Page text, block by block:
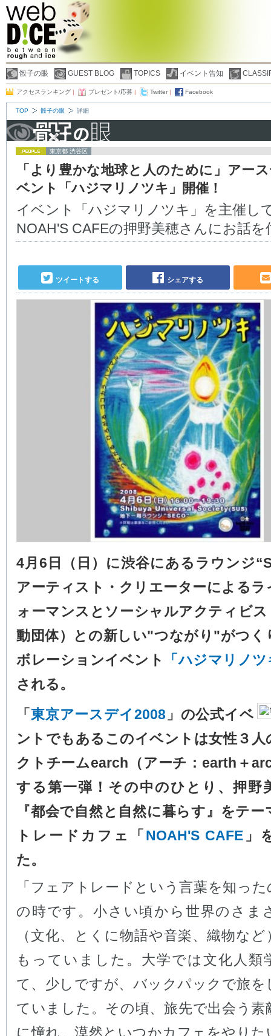
骰子の眼 GUEST BLOG TOPICS イベント告知
アクセスランキング | プレゼント/応募 | Twitter | Facebook
TOP 骰子の眼 詳細
東京都 渋谷区
「より豊かな地球と人のために」アー
ベント「ハジマリノツキ」開催！
イベント「ハジマリノツキ」を主催し
NOAH'S CAFEの押野美穂さんにお話を
ツイートする シェアする
4月6日（日）に渋谷にあるラウンジ
アーティスト・クリエーターによるラ
ォーマンスとソーシャルアクティビス
動団体）との新しい"つながり"がつく
ボレーションイベント
「ハジマリノ
される。
「 東京アースデイ2008 」の公式イベ
ントでもあるこのイベントは女性３人
クトチームearch（アーチ：earth＋
する第一弾！その中のひとり、押野
『都会で自然と自然に暮らす』をテ
トレードカフェ「 NOAH'S CAFE 」
た。
「フェアトレードという言葉を知っ
の時です。小さい頃から世界のさま
（文化、とくに物語や音楽、織物な
もっていました。大学では文化人類
て、少しですが、バックパックで旅を
ていました。その頃、旅先で出会う素
に憧れ、漠然といつかカフェをやりた